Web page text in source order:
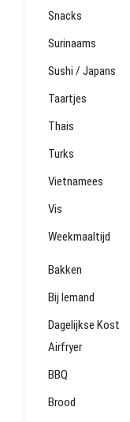
Snacks
Surinaams
Sushi / Japans
Taartjes
Thais
Turks
Vietnamees
Vis
Weekmaaltijd
Bakken
Bij Iemand
Dagelijkse Kost
Airfryer
BBQ
Brood